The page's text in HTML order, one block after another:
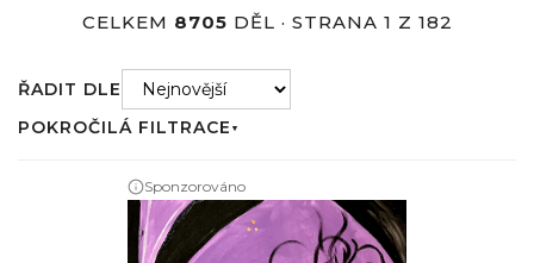
CELKEM 8705 DĚL · STRANA 1 Z 182
ŘADIT DLE
POKROČILÁ FILTRACE ▼
Sponzorováno